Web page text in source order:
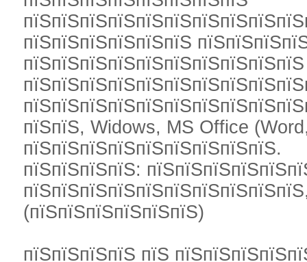
пїЅпїЅпїЅпїЅпїЅпїЅ
пїЅпїЅпїЅпїЅпїЅпїЅпїЅпїЅпїЅпїЅ
пїЅпїЅ, Widows, MS Office
пїЅпїЅпїЅпїЅпїЅпїЅпїЅпїЅпїЅ.
пїЅпїЅпїЅпїЅ:
(пїЅпїЅпїЅпїЅпїЅпїЅ)
пїЅпїЅпїЅпїЅ пїЅ